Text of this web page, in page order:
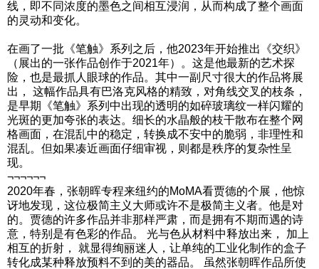
线，即不同浓度的墨色之间相互浸润，从而构成了整个画面
的灵动和变化。
在画了一批《笔触》系列之后，他2023年开始推出《交织》
（展出的一张作品创作于2021年）。这是他最新的艺术探
险，也是最抓人眼球的作品。其中一副尺寸很大的作品将展
出， 这幅作品具有巴洛克风格的精致，对角线交叉的枝条，
是早期《笔触》系列中出现的透明的如碎玻璃纹一样闪耀的
光斑的更加夸张的表达。细长的水晶般的枝干散布在整个网
格画面，在混乱中的稳定，转换成不安中的脆弱，非理性和
混乱。但如果凑近画面仔细审视，则都是秩序的复杂性呈
现。
¬¬¬¬¬¬
2020年春，张朝晖专程来纽约的MoMA看贾德的个展，他惊
讶地发现，这位极简主义大师或许不是极简主义者。他是对
的。贾德的许多作品并非那样严肃，而是拥有不期而遇的诗
意，特别是有色彩的作品。 光与色从材料中释放出来， 加上
相互的折射， 就显得绚丽迷人，让单纯的工业化制作的盒子
转化成某种释放预料不到的美的器品。 虽然张朝晖作品所使